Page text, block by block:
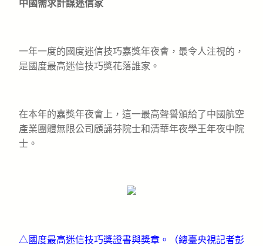
中國需求計謀迷信家
一年一度的國度迷信技巧嘉獎年夜會，最令人注視的，
是國度最高迷信技巧獎花落誰家。
在本年的嘉獎年夜會上，這一最高聲譽頒給了中國航空
產業團體無限公司顧誦芬院士和清華年夜學王年夜中院
士。
△國度最高迷信技巧獎證書與獎章。（總臺央視記者彭